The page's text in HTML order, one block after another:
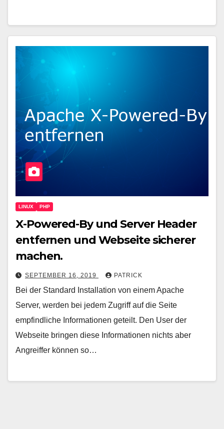
LINUX PHP
X-Powered-By und Server Header
entfernen und Webseite sicherer
machen.
SEPTEMBER 16, 2019 PATRICK
Bei der Standard Installation von einem Apache
Server, werden bei jedem Zugriff auf die Seite
empfindliche Informationen geteilt. Den User der
Webseite bringen diese Informationen nichts aber
Angreiffer können so…